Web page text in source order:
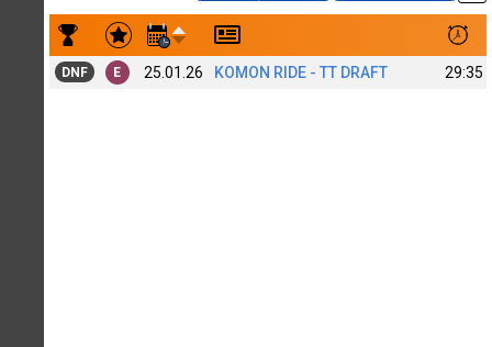
Результаты заездов A Watopian in Review
DNF E 25.01.26 KOMON RIDE - TT DRAFT 29:35